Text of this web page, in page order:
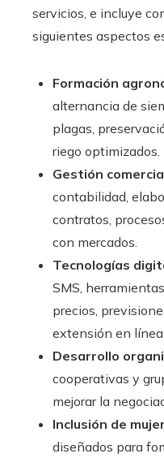
servicios, e incluye
siguientes aspectos
Formación
alternancia de
plagas,
riego optimizados.
Gestión
contabilidad,
contratos,
con mercados.
Tecnologías
SMS,
precios,
extensión en línea.
Desarrollo
cooperativas y
mejorar la
Inclusión de
diseñados para